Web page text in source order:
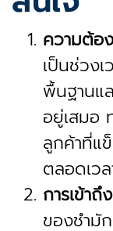
ความต้อ
เป็นช่วง
พื้นฐานแ
อยู่เสมอ
ลูกค้าที่แ
ตลอดเว
การเข้า
ของชำมั